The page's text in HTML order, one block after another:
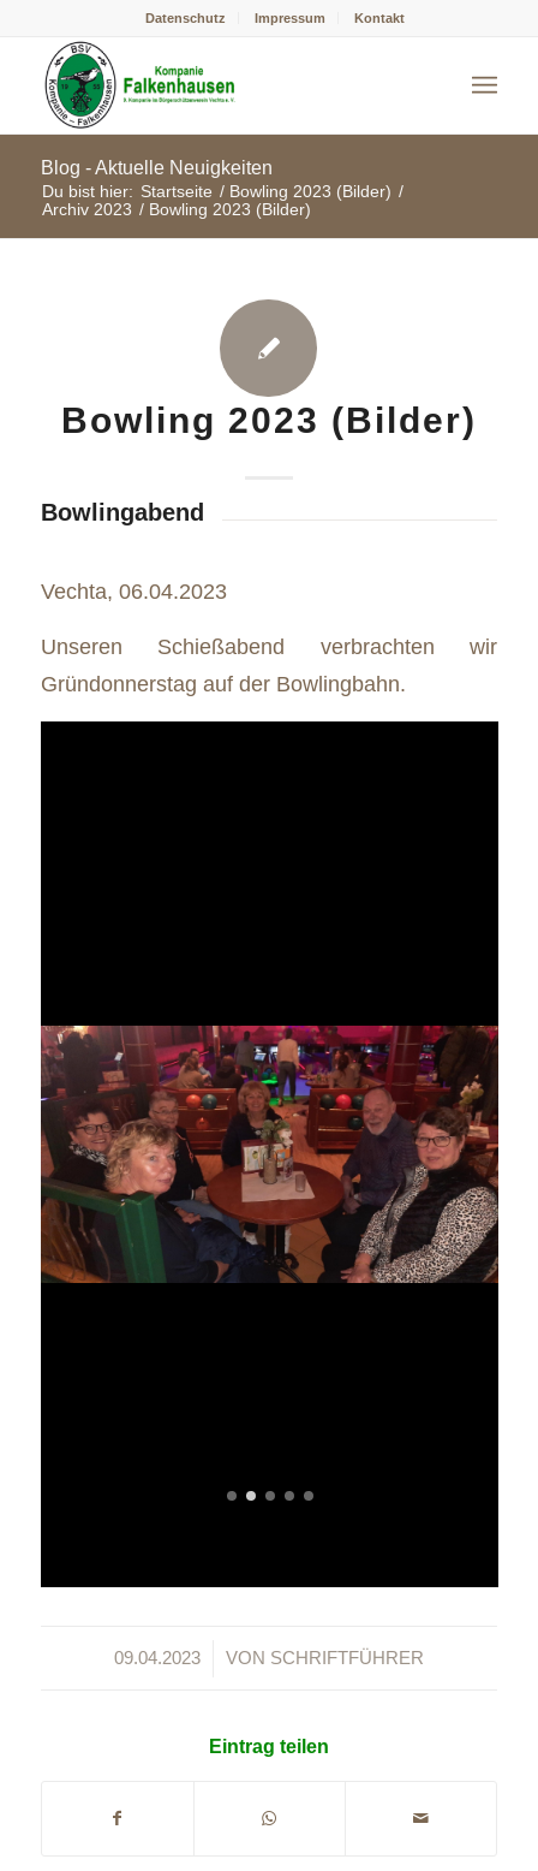
Datenschutz Impressum Kontakt
Blog - Aktuelle Neuigkeiten
Du bist hier: Startseite / Bowling 2023 (Bilder) /
Archiv 2023 / Bowling 2023 (Bilder)
Bowling 2023 (Bilder)
Bowlingabend
Vechta, 06.04.2023
Unseren Schießabend verbrachten wir
Gründonnerstag auf der Bowlingbahn.
09.04.2023
/ VON SCHRIFTFÜHRER
Eintrag teilen